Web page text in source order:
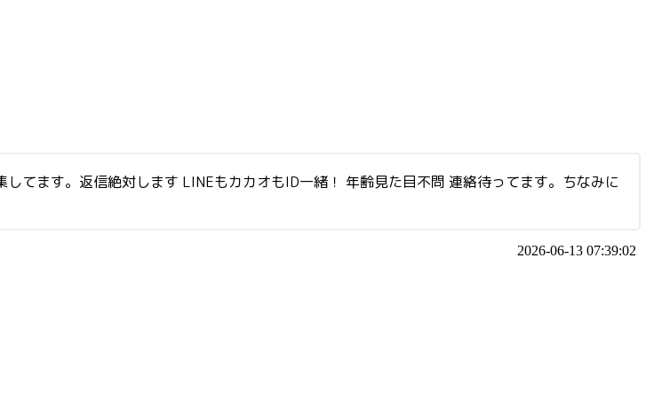
てます。返信絶対します LINEもカカオもID一緒！ 年齢見た目不問 連絡待ってます。ちなみに
2026-06-13 07:39:02